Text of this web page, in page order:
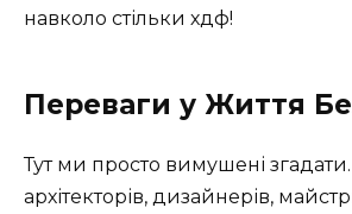
навколо стільки хдф!
Переваги у Життя
Тут ми просто вимушені
архітекторів, дизайнерів,